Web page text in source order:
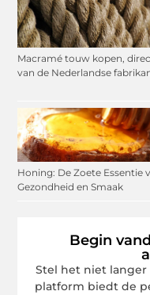
Macramé touw kopen,
van de Nederlandse
Honing: De Zoete Essentie
Gezondheid en Smaak
Begin
Stel het niet langer
platform biedt de